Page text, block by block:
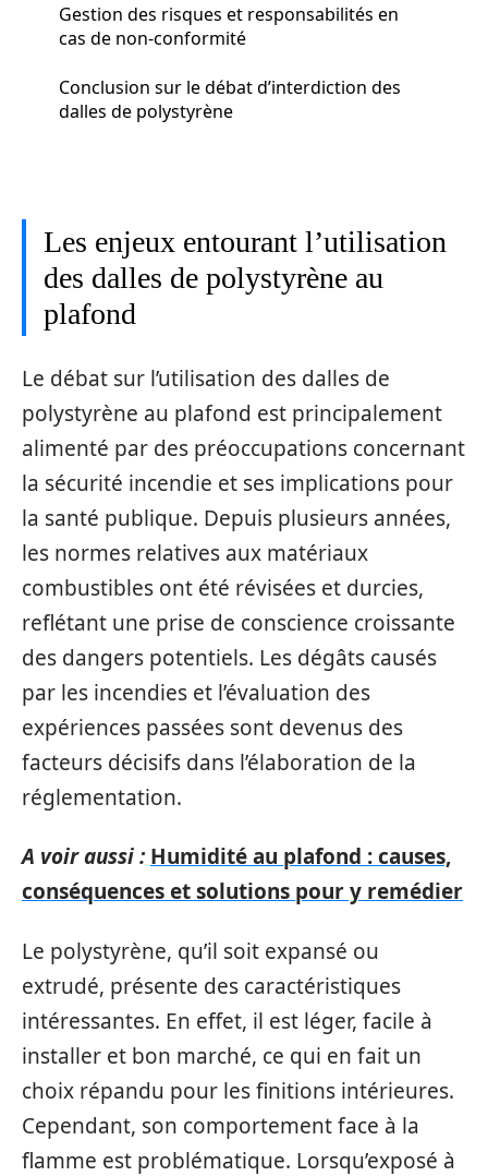
Gestion des risques et responsabilités en
cas de non-conformité
Conclusion sur le débat d’interdiction des
dalles de polystyrène
Les enjeux entourant l’utilisation
des dalles de polystyrène au
plafond
Le débat sur l’utilisation des dalles de
polystyrène au plafond est principalement
alimenté par des préoccupations concernant
la sécurité incendie et ses implications pour
la santé publique. Depuis plusieurs années,
les normes relatives aux matériaux
combustibles ont été révisées et durcies,
reflétant une prise de conscience croissante
des dangers potentiels. Les dégâts causés
par les incendies et l’évaluation des
expériences passées sont devenus des
facteurs décisifs dans l’élaboration de la
réglementation.
A voir aussi : Humidité au plafond : causes,
conséquences et solutions pour y remédier
Le polystyrène, qu’il soit expansé ou
extrudé, présente des caractéristiques
intéressantes. En effet, il est léger, facile à
installer et bon marché, ce qui en fait un
choix répandu pour les finitions intérieures.
Cependant, son comportement face à la
flamme est problématique. Lorsqu’exposé à